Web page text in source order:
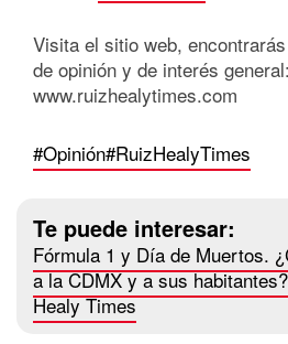
Visita el sitio web,
de opinión y de interés general:
www.ruizhealytimes.com
#Opinión#RuizHealyTimes
Te puede interesar:
Fórmula 1 y Día de Muertos.
a la CDMX y a sus
Healy Times